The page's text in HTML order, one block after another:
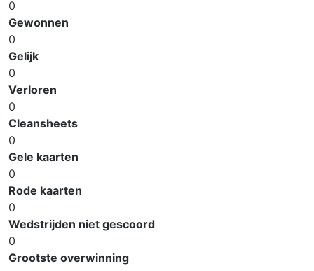
0
Gewonnen
0
Gelijk
0
Verloren
0
Cleansheets
0
Gele kaarten
0
Rode kaarten
0
Wedstrijden niet gescoord
0
Grootste overwinning